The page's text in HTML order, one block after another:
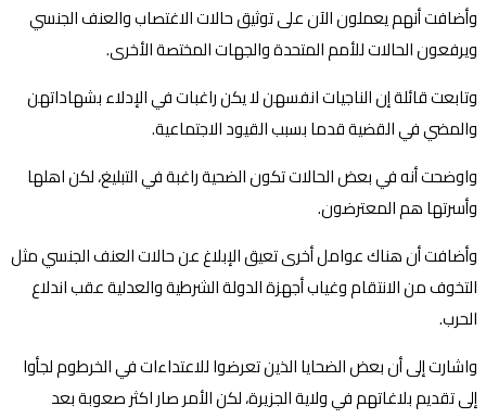
وأضافت أنهم يعملون الآن على توثيق حالات الاغتصاب والعنف الجنسي
ويرفعون الحالات للأمم المتحدة والجهات المختصة الأخرى.
وتابعت قائلة إن الناجيات انفسهن لا يكن راغبات في الإدلاء بشهاداتهن
والمضي في القضية قدما بسبب القيود الاجتماعية.
واوضحت أنه في بعض الحالات تكون الضحية راغبة في التبليغ، لكن اهلها
وأسرتها هم المعترضون.
وأضافت أن هناك عوامل أخرى تعيق الإبلاغ عن حالات العنف الجنسي مثل
التخوف من الانتقام وغياب أجهزة الدولة الشرطية والعدلية عقب اندلاع
الحرب.
واشارت إلى أن بعض الضحايا الذين تعرضوا للاعتداءات في الخرطوم لجأوا
إلى تقديم بلاغاتهم في ولاية الجزيرة، لكن الأمر صار اكثر صعوبة بعد